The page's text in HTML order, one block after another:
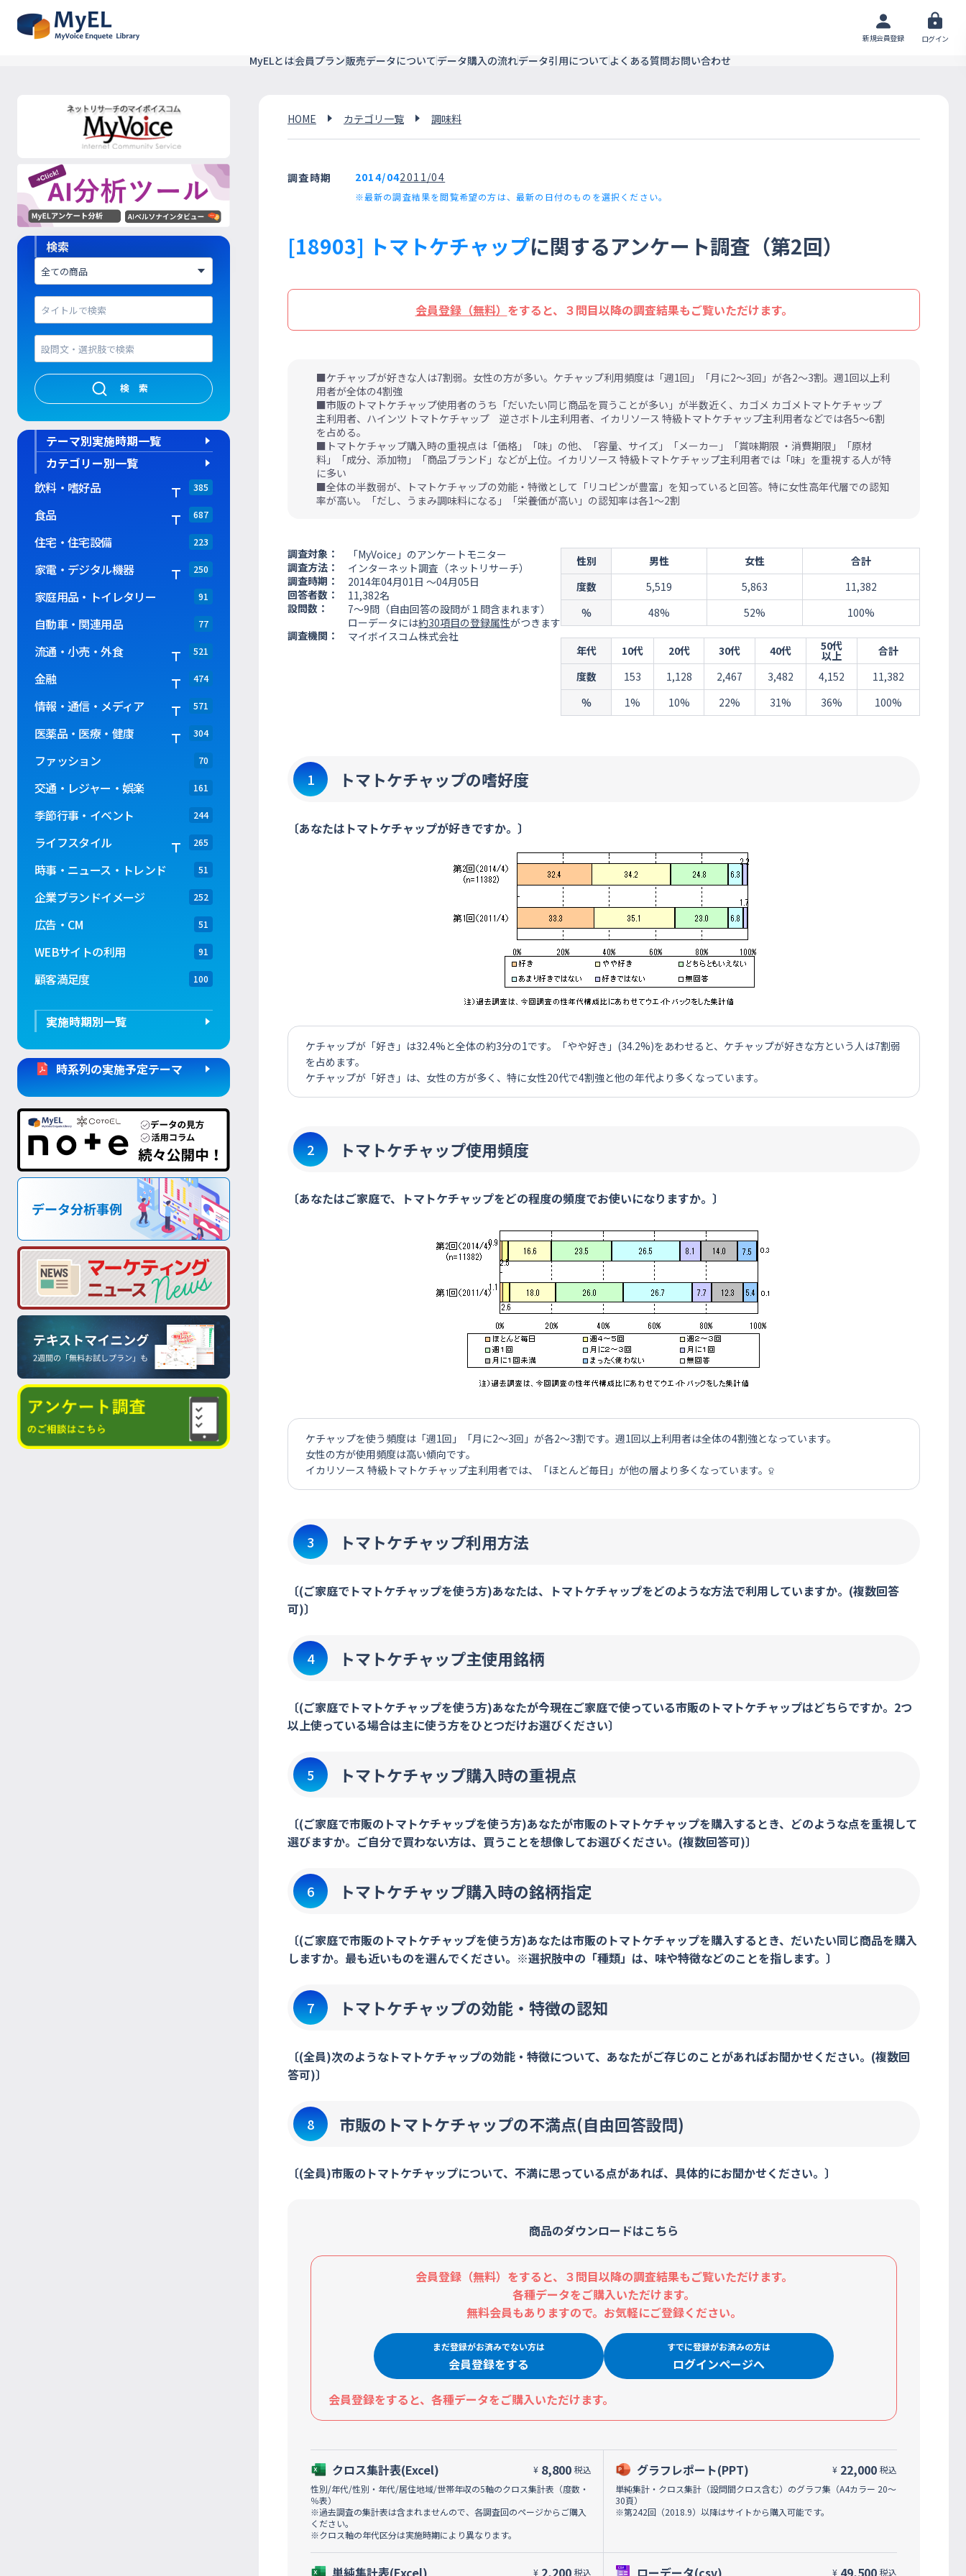
新規会員登録 ログイン
MyELとは会員プラン販売データについてデータ購入の流れデータ引用についてよくある質問お問い合わせ
検索
検索
テーマ別実施時期一覧
カテゴリー別一覧
飲料・嗜好品
385
食品 687
住宅・住宅設備 223
家電・デジタル機器 250
家庭用品・トイレタリー 91
自動車・関連用品 77
流通・小売・外食 521
金融 474
情報・通信・メディア 571
医薬品・医療・健康 304
ファッション 70
交通・レジャー・娯楽 161
季節行事・イベント 244
ライフスタイル 265
時事・ニュース・トレンド 51
企業ブランドイメージ 252
広告・CM 51
WEBサイトの利用 91
顧客満足度 100
実施時期別一覧
時系列の実施予定テーマ
HOME カテゴリ一覧 調味料
調査時期 2014/042011/04
※最新の調査結果を閲覧希望の方は、最新の日付のものを選択ください。
[18903] トマトケチャップに関するアンケート調査（第2回）
会員登録（無料） をすると、３問目以降の調査結果もご覧いただけます。
■ケチャップが好きな人は7割弱。女性の方が多い。ケチャップ利用頻度は「週1回」「月に2～3回」が各2～3割。週1回以上利
用者が全体の4割強
■市販のトマトケチャップ使用者のうち「だいたい同じ商品を買うことが多い」が半数近く、カゴメ カゴメトマトケチャップ
主利用者、ハインツ トマトケチャップ 逆さボトル主利用者、イカリソース 特級トマトケチャップ主利用者などでは各5～6割
を占める。
■トマトケチャップ購入時の重視点は「価格」「味」の他、「容量、サイズ」「メーカー」「賞味期限 ・消費期限」「原材
料」「成分、添加物」「商品ブランド」などが上位。イカリソース 特級トマトケチャップ主利用者では「味」を重視する人が特
に多い
■全体の半数弱が、トマトケチャップの効能・特徴として「リコピンが豊富」を知っていると回答。特に女性高年代層での認知
率が高い。「だし、うまみ調味料になる」「栄養価が高い」の認知率は各1～2割
調査対象：
「MyVoice」のアンケートモニター
調査方法：
インターネット調査（ネットリサーチ）
調査時期：
2014年04月01日 ～04月05日
回答者数：
11,382名
設問数：
7～9問（自由回答の設問が１問含まれます）
ローデータには約30項目の登録属性がつきます
調査機関：
マイボイスコム株式会社
性別 男性 女性
合計
度数
5,519 5,863
11,382
％
48% 52% 100%
年代 10代 20代 30代 40代 50代
以上
合計
度数
153 1,128 2,467 3,482 4,152
11,382
％
1% 10% 22% 31% 36% 100%
1 トマトケチャップの嗜好度
〔あなたはトマトケチャップが好きですか。〕
ケチャップが「好き」は32.4%と全体の約3分の1です。「やや好き」(34.2%)をあわせると、ケチャップが好きな方という人は7割弱
を占めます。
ケチャップが「好き」は、女性の方が多く、特に女性20代で4割強と他の年代より多くなっています。
2 トマトケチャップ使用頻度
〔あなたはご家庭で、トマトケチャップをどの程度の頻度でお使いになりますか。〕
ケチャップを使う頻度は「週1回」「月に2～3回」が各2～3割です。週1回以上利用者は全体の4割強となっています。
女性の方が使用頻度は高い傾向です。
イカリソース 特級トマトケチャップ主利用者では、「ほとんど毎日」が他の層より多くなっています。ହ
3 トマトケチャップ利用方法
〔(ご家庭でトマトケチャップを使う方)あなたは、トマトケチャップをどのような方法で利用していますか。(複数回答
可)〕
4 トマトケチャップ主使用銘柄
〔(ご家庭でトマトケチャップを使う方)あなたが今現在ご家庭で使っている市販のトマトケチャップはどちらですか。2つ
以上使っている場合は主に使う方をひとつだけお選びください〕
5 トマトケチャップ購入時の重視点
〔(ご家庭で市販のトマトケチャップを使う方)あなたが市販のトマトケチャップを購入するとき、どのような点を重視して
選びますか。ご自分で買わない方は、買うことを想像してお選びください。(複数回答可)〕
6 トマトケチャップ購入時の銘柄指定
〔(ご家庭で市販のトマトケチャップを使う方)あなたは市販のトマトケチャップを購入するとき、だいたい同じ商品を購入
しますか。最も近いものを選んでください。※選択肢中の「種類」は、味や特徴などのことを指します。〕
7 トマトケチャップの効能・特徴の認知
〔(全員)次のようなトマトケチャップの効能・特徴について、あなたがご存じのことがあればお聞かせください。(複数回
答可)〕
8 市販のトマトケチャップの不満点(自由回答設問)
〔(全員)市販のトマトケチャップについて、不満に思っている点があれば、具体的にお聞かせください。〕
商品のダウンロードはこちら
会員登録（無料）をすると、３問目以降の調査結果もご覧いただけます。
各種データをご購入いただけます。
無料会員もありますので。お気軽にご登録ください。
まだ登録がお済みでない方は
会員登録をする
すでに登録がお済みの方は
ログインページへ
会員登録をすると、各種データをご購入いただけます。
クロス集計表(Excel) ¥ 8,800 税込
性別/年代/性別・年代/居住地域/世帯年収の5軸のクロス集計表（度数・
％表）
※過去調査の集計表は含まれませんので、各調査回のページからご購入
ください。
※クロス軸の年代区分は実施時期により異なります。
単純集計表(Excel) ¥ 2,200 税込
グラフレポート(PPT) ¥ 22,000 税込
単純集計・クロス集計（設問間クロス含む）のグラフ集（A4カラー 20～
30頁）
※第242回（2018.9）以降はサイトから購入可能です。
ローデータ(csv) ¥ 49,500 税込